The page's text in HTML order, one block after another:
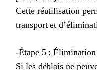
Cette réutilisation
transport et
-Étape 5 : Élimination
Si les déblais ne